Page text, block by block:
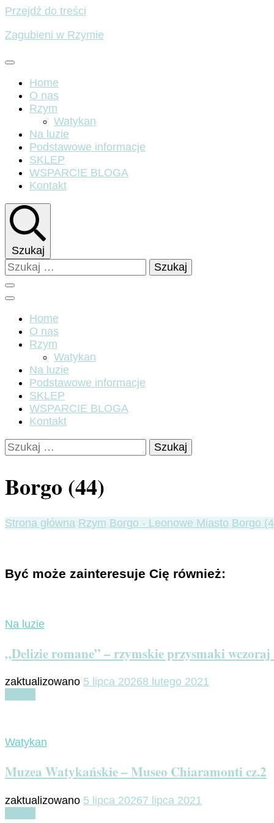
Przejdź do treści
Zagubieni w Rzymie
Home
O nas
Rzym
Watykan
Na luzie
Podstawowe informacje
SKLEP
WSPARCIE BLOGA
Kontakt
Szukaj
Szukaj:
Home
O nas
Rzym
Watykan
Na luzie
Podstawowe informacje
SKLEP
WSPARCIE BLOGA
Kontakt
Szukaj:
Borgo (44)
Strona główna Rzym Borgo - Leonowe Miasto Borgo
Być może zainteresuje Cię również:
Na luzie
„Delizie romane” – rzymskie przysmaki wczoraj
zaktualizowano 5 lipca 20268 lutego 2021
Watykan
Muzea Watykańskie – Museo Chiaramonti cz.2
zaktualizowano 5 lipca 20267 lipca 2021